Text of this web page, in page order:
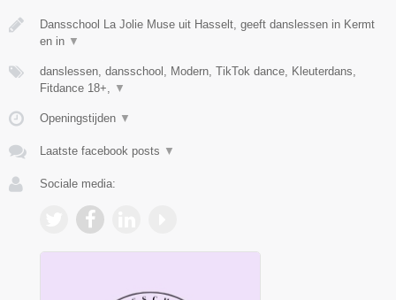
Dansschool La Jolie Muse uit Hasselt, geeft danslessen in Kermt
en in ▼
danslessen, dansschool, Modern, TikTok dance, Kleuterdans,
Fitdance 18+,
▼
Openingstijden ▼
Laatste facebook posts ▼
Sociale media: